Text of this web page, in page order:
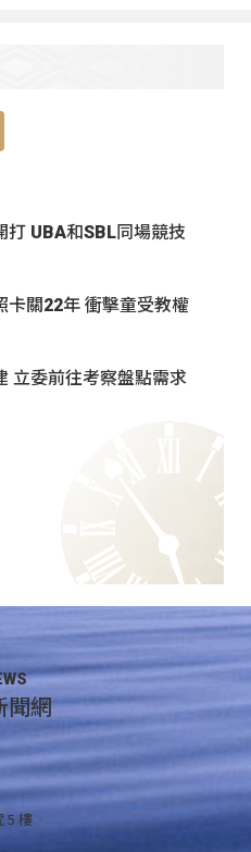
打 UBA和SBL同場競技
卡關22年 衝擊童受教權
立委前往考察盤點需求
聞網
5 樓